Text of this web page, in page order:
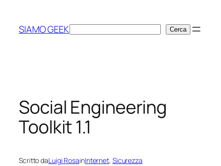
contenuto
SIAMO GEEKCerca Cerca
Social Engineering
Toolkit 1.1
Scritto daLuigi RosainInternet, Sicurezza